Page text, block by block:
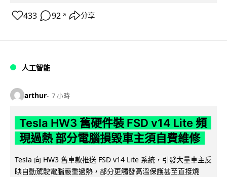
433 92 ↗ 分享
人工智能
arthur 7 小時
Tesla HW3 舊硬件裝 FSD v14 Lite 頻
現過熱 部分電腦損毀車主須自費維修
Tesla 向 HW3 舊車款推送 FSD v14 Lite 系統，引發大量車主反
映自動駕駛電腦嚴重過熱，部分更觸發高溫保護甚至直接燒